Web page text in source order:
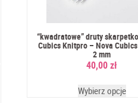
“kwadratowe” druty
Cubics Knitpro – Nova
2 mm
40,00zł
Wybierz opcje